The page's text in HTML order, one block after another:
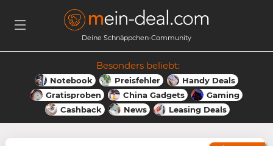
Deine Schnäppchen-Community
Besonders beliebt:
Notebook Preisfehler
Handy Deals
Gratisproben
China Gadgets
Gaming
Cashback
News Leasing Deals